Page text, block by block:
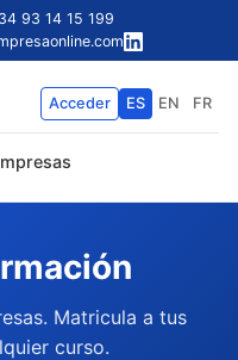
93 14 15 199
Acceder ES EN FR
Matricula a tus
curso.